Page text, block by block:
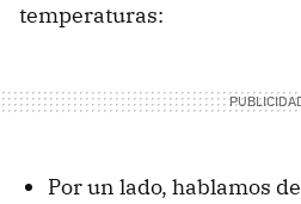
temperaturas:
Por un lado, hablamos